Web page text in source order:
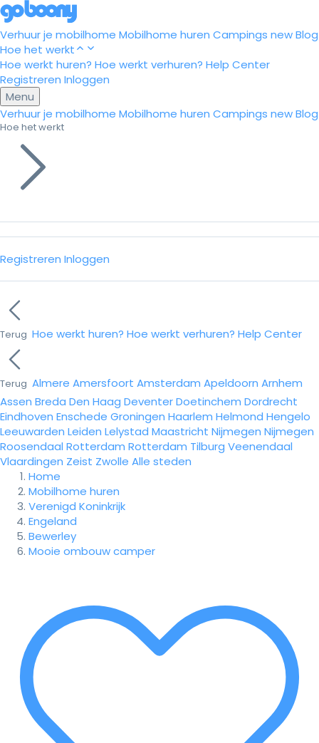
Verhuur je mobilhome Mobilhome huren Campings newBlog
Hoe het werkt
Hoe werkt huren? Hoe werkt verhuren? Help Center
Registreren Inloggen
Menu
Verhuur je mobilhome Mobilhome huren Campings newBlog
Hoe het werkt
Registreren Inloggen
Terug Hoe werkt huren? Hoe werkt verhuren? Help Center
Terug Almere Amersfoort Amsterdam Apeldoorn Arnhem
Assen Breda Den Haag DeventerDoetinchem Dordrecht
Eindhoven Enschede Groningen Haarlem Helmond Hengelo
Leeuwarden Leiden Lelystad Maastricht Nijmegen Nijmegen
Roosendaal Rotterdam Rotterdam Tilburg Veenendaal
Vlaardingen Zeist Zwolle Alle steden
Home
Mobilhome huren
Verenigd Koninkrijk
Engeland
Bewerley
Mooie ombouw camper